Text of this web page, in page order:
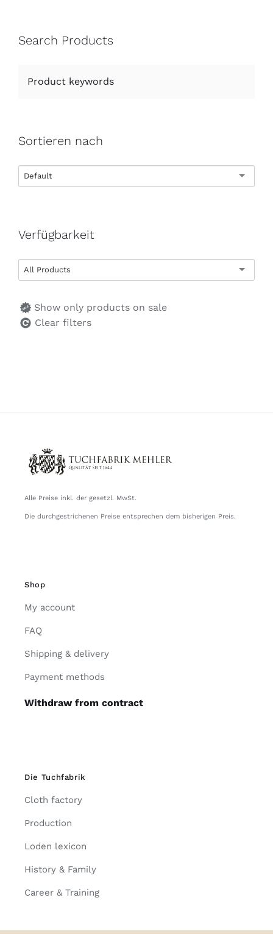
Search Products
Sortieren nach
Default
Verfügbarkeit
All Products
Show only products on sale
Clear filters
Alle Preise inkl. der gesetzl. MwSt.
Die durchgestrichenen Preise entsprechen dem bisherigen Preis.
Shop
My account
FAQ
Shipping & delivery
Payment methods
Withdraw from contract
Die Tuchfabrik
Cloth factory
Production
Loden lexicon
History & Family
Career & Training